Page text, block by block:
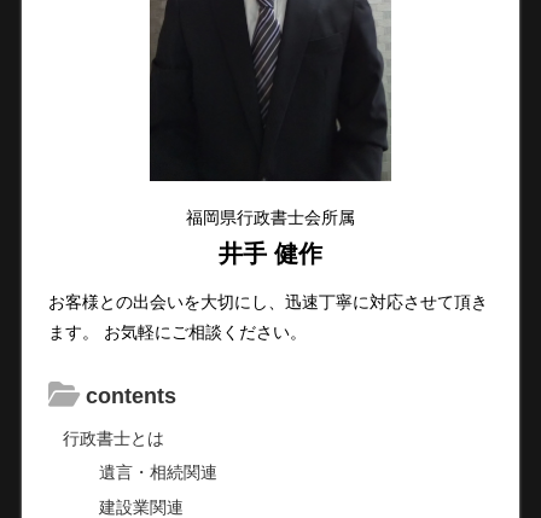
福岡県行政書士会所属
井手 健作
お客様との出会いを大切にし、迅速丁寧に対応させて頂き
ます。 お気軽にご相談ください。
contents
行政書士とは
遺言・相続関連
建設業関連